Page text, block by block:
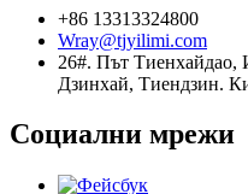
+86 13313324800
Wray@tjyilimi.com
26#. Път Тиенхайдао,
Дзинхай, Тиендзин.
Социални мрежи